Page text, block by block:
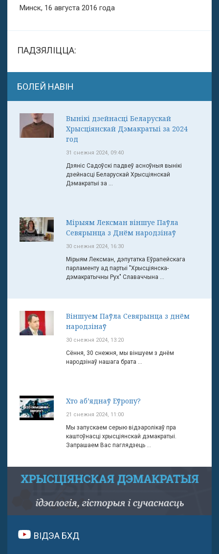
Минск, 16 августа 2016 года
ПАДЗЯЛІЦЦА:
БОЛЕЙ НАВІН
Вынікі дзейнасці Беларускай
Хрысціянскай Дэмакратыі за 2024
год
31 снежня 2024, 09:40
Дзяніс Садоўскі падвеў асноўныя вынікі
дзейнасці Беларускай Хрысціянскай
Дэмакратыі за ...
Мірыям Лексман віншуе Паўла
Севярынца з Днём народзінаў
30 снежня 2024, 16:30
Мірыям Лексман, дэпутатка Еўрапейскага
парламенту ад партыі "Хрысціянска-
дэмакратычны Рух" Славаччына ...
Віншуем Паўла Севярынца з днём
народзінаў
30 снежня 2024, 13:20
Сёння, 30 снежня, мы віншуем з днём
народзінаў нашага брата ...
Хто аб’яднаў Еўропу?
21 снежня 2024, 11:00
Мы запускаем серыю відэаролікаў пра
каштоўнасці хрысціянскай дэмакратыі.
Запрашаем Вас паглядзець ...
ВІДЭА БХД